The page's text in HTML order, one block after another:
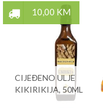
10,00 KM
CIJEĐENO ULJE
KIKIRIKIJA, 50ML